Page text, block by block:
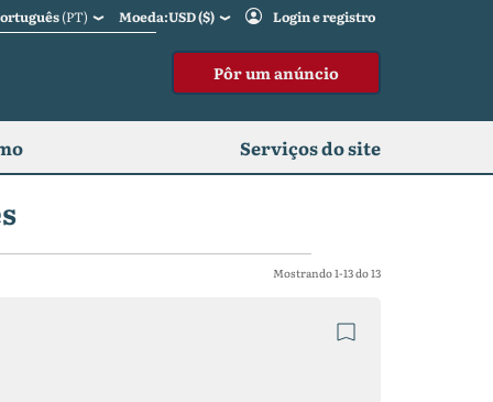
(PT) Moeda:USD ($) Login e registro
Pôr um anúncio
Serviços do site
Mostrando 1-13 do 13